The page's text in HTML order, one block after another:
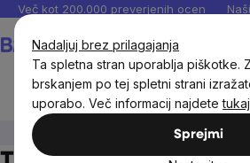
Nadaljuj brez prilagajanja
Ta spletna stran uporablja piškotke.
brskanjem po tej spletni strani
uporabo. Več informacij najdetetukaj
Sprejmi
Preskoči
vsebino
Več kot 200.000 preverjenih ocen
Prehranska dopolnila in prehrana